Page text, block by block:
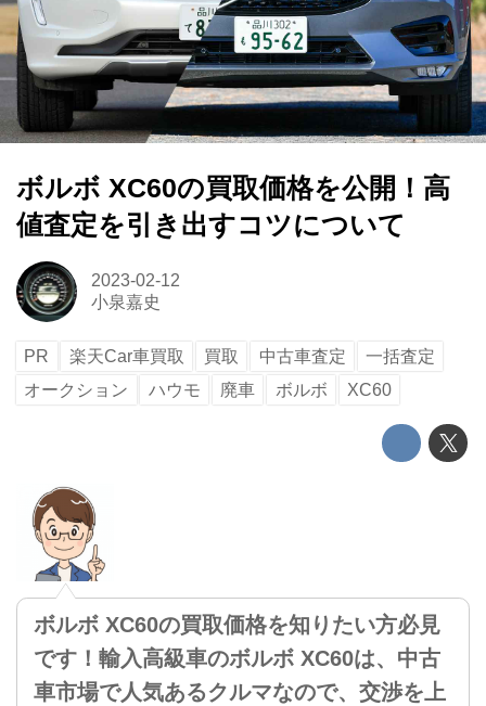
ボルボ XC60の買取価格を公開！高
値査定を引き出すコツについて
2023-02-12
小泉嘉史
PR 楽天Car車買取 買取 中古車査定
一括査定
オークション
ハウモ 廃車 ボルボ XC60
ボルボ XC60の買取価格を知りたい方必見
です！輸入高級車のボルボ XC60は、中古
車市場で人気あるクルマなので、交渉を上